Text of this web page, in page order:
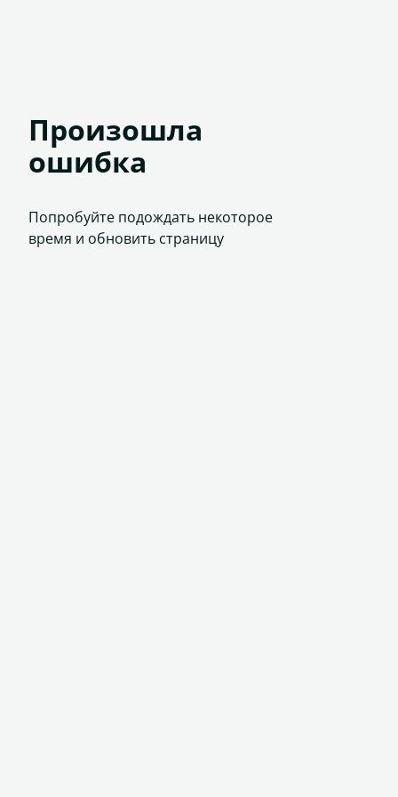
Произошла
ошибка
Попробуйте подождать некоторое
время и обновить страницу